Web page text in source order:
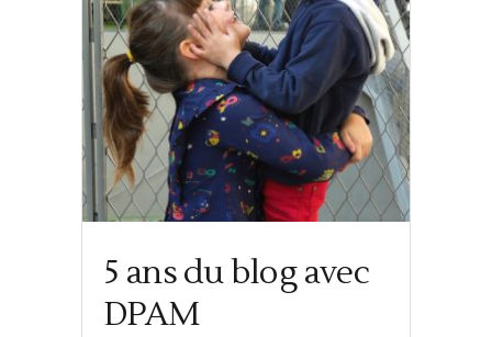
5 ans du blog avec
DPAM